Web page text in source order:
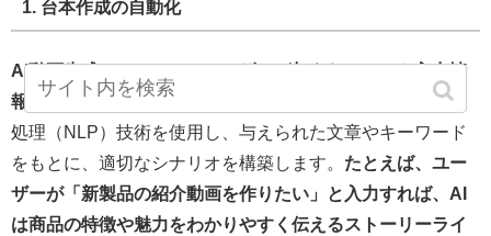
1. 台本作成の自動化
AI動画生成ツールでは、ユーザーが与えたテーマや入力情
報に基づき、自動的に動画の台本を生成します。
自然言語
処理（NLP）技術を使用し、与えられた文章やキーワード
をもとに、適切なシナリオを構築します。 たとえば、ユー
ザーが「新製品の紹介動画を作りたい」と入力すれば、AI
は商品の特徴や魅力をわかりやすく伝えるストーリーライ